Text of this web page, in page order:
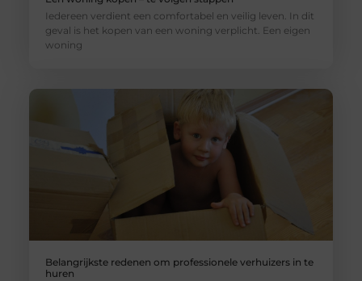
Iedereen verdient een comfortabel en veilig leven. In dit
geval is het kopen van een woning verplicht. Een eigen
woning
Belangrijkste redenen om professionele verhuizers in te
huren